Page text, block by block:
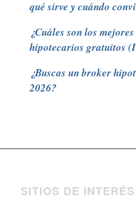
qué sirve y cuándo
¿Cuáles son los
hipotecarios gratuitos
¿Buscas un broker
2026?
SITIOS DE INTERÉS